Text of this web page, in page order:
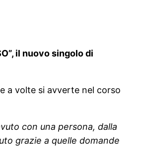
il nuovo singolo di
a volte si avverte nel corso
con una persona, dalla
grazie a quelle domande